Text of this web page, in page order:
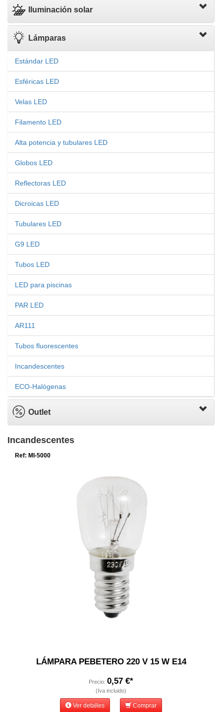
Iluminación solar
Lámparas
Estándar LED
Esféricas LED
Velas LED
Filamento LED
Alta potencia y tubulares LED
Globos LED
Reflectoras LED
Dicroicas LED
Tubulares LED
G9 LED
Tubos LED
LED para piscinas
PAR LED
AR111
Tubos fluorescentes
Incandescentes
ECO-Halógenas
Outlet
Incandescentes
Ref: MI-5000
LÁMPARA PEBETERO 220 V 15 W E14
Precio: 0,57 €*
(Iva incluido)
Ver detalles Comprar